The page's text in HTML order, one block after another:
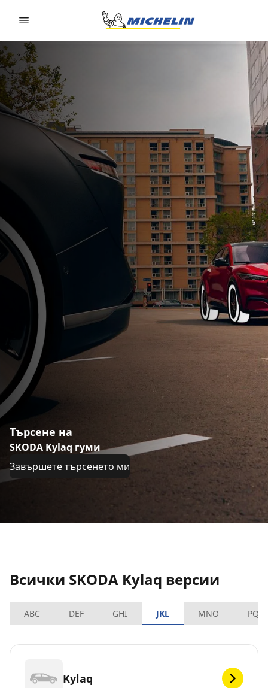
Търсене на
SKODA Kylaq гуми
Завършете търсенето ми
Всички SKODA Kylaq версии
ABC DEF GHI JKL MNO
Kylaq